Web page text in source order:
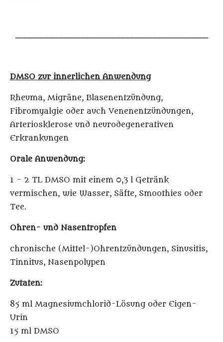
DMSO zur innerlichen Anwendung
Rheuma, Migräne, Blasenentzündung,
Fibromyalgie oder auch Venenentzündungen,
Arteriosklerose und neurodegenerativen
Erkrankungen
Orale Anwendung:
1 - 2 TL DMSO mit einem 0,3 l Getränk
vermischen, wie Wasser, Säfte, Smoothies oder
Tee.
Ohren- und Nasentropfen
chronische (Mittel-)Ohrentzündungen, Sinusitis,
Tinnitus, Nasenpolypen
Zutaten:
85 ml Magnesiumchlorid-Lösung oder Eigen-
Urin
15 ml DMSO